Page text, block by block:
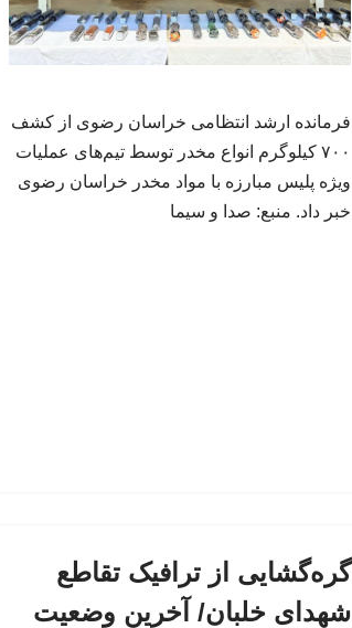
فرمانده ارشد انتظامی خراسان رضوی از کشف
۷۰۰ کیلوگرم انواع مخدر توسط تیم‌های عملیات
ویژه پلیس مبارزه با مواد مخدر خراسان رضوی
خبر داد. منبع: صدا و سیما
گره‌گشایی از ترافیک تقاطع
شهدای خلبان/ آخرین وضعیت